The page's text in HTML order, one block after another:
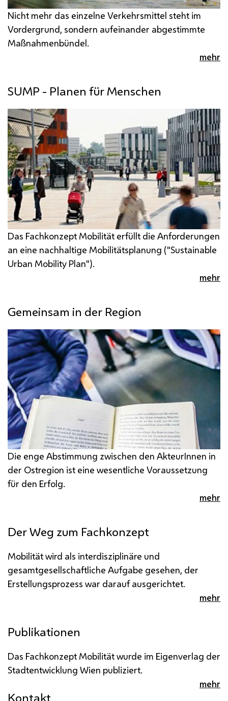
Nicht mehr das einzelne Verkehrsmittel steht im
Vordergrund, sondern aufeinander abgestimmte
Maßnahmenbündel.
mehr
SUMP - Planen für Menschen
Das Fachkonzept Mobilität erfüllt die Anforderungen
an eine nachhaltige Mobilitätsplanung ("Sustainable
Urban Mobility Plan").
mehr
Gemeinsam in der Region
Die enge Abstimmung zwischen den AkteurInnen in
der Ostregion ist eine wesentliche Voraussetzung
für den Erfolg.
mehr
Der Weg zum Fachkonzept
Mobilität wird als interdisziplinäre und
gesamtgesellschaftliche Aufgabe gesehen, der
Erstellungsprozess war darauf ausgerichtet.
mehr
Publikationen
Das Fachkonzept Mobilität wurde im Eigenverlag der
Stadtentwicklung Wien publiziert.
mehr
Kontakt